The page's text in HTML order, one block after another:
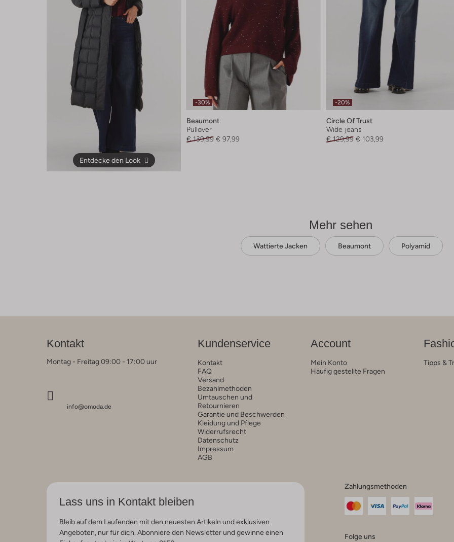
Entdecke den Look
-30%
Beaumont
Pullover
€ 139,99 € 97,99
-20%
Circle Of Trust
Wide jeans
€ 129,99 € 103,99
Mehr sehen
Wattierte Jacken Beaumont Polyamid
Kontakt
Montag - Freitag 09:00 - 17:00 uur
info@omoda.de
Kundenservice
Kontakt
FAQ
Versand
Bezahlmethoden
Umtauschen und
Retournieren
Garantie und Beschwerden
Kleidung und Pflege
Widerrufsrecht
Datenschutz
Impressum
AGB
Account
Mein Konto
Häufig gestellte Fragen
Tipps &
Lass uns in Kontakt bleiben
Bleib auf dem Laufenden mit den neuesten Artikeln und exklusiven
Angeboten, nur für dich. Abonniere den Newsletter und gewinne einen
Zahlungsmethoden
Folge uns